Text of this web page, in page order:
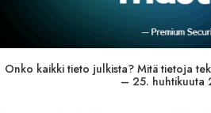
Onko kaikki tieto julkista? Mitä tietoja
– 25. huhtikuuta